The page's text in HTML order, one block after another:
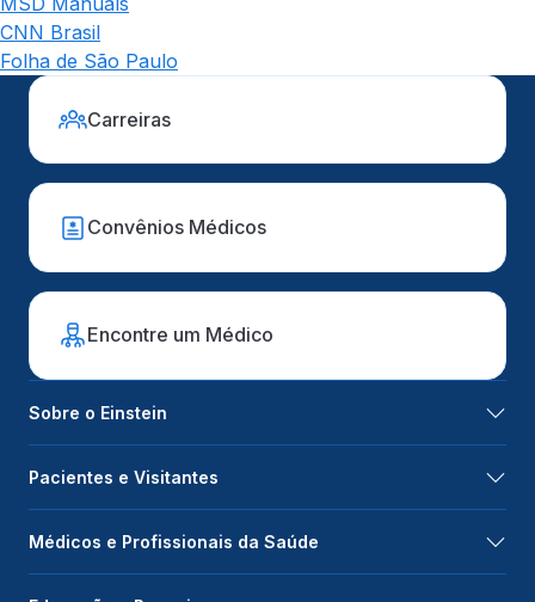
CNN Brasil
Folha de São Paulo
Carreiras
Convênios Médicos
Encontre um Médico
Sobre o Einstein
Pacientes e Visitantes
Médicos e Profissionais da Saúde